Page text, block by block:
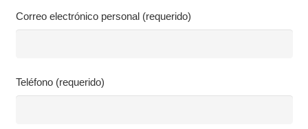
Correo electrónico personal (requerido)
Teléfono (requerido)